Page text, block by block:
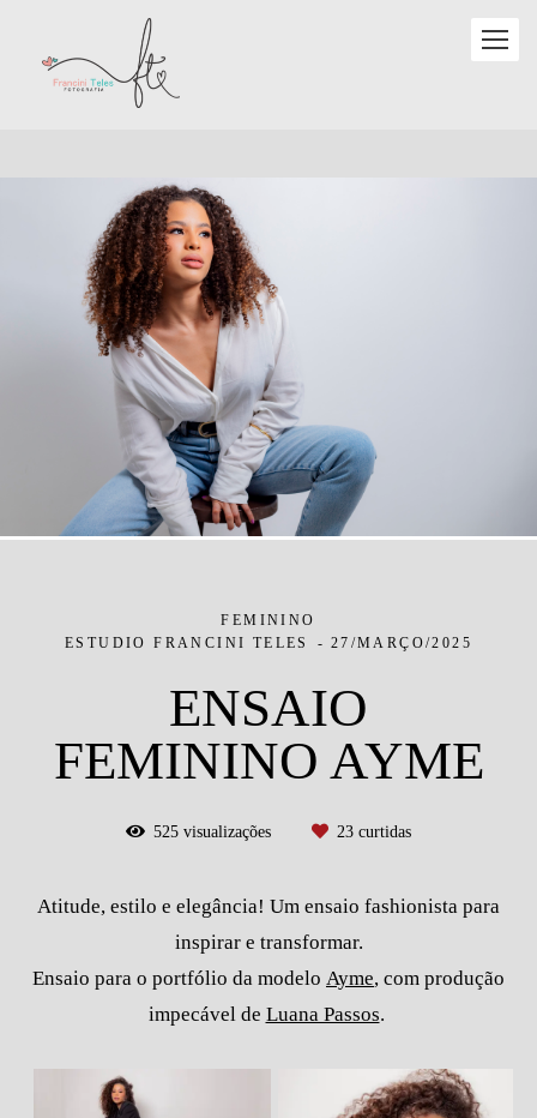
FEMININO
ESTUDIO FRANCINI TELES
27/MARÇO/2025
ENSAIO
FEMININO AYME
525 visualizações 23 curtidas
Atitude, estilo e elegância! Um ensaio fashionista para
inspirar e transformar.
Ensaio para o portfólio da modelo Ayme, com produção
impecável de Luana Passos.